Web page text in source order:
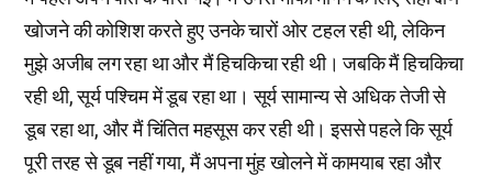
खोजने की कोशिश करते हुए उनके चारों ओर टहल रही थी, लेकिन
मुझे अजीब लग रहा था और मैं हिचकिचा रही थी। जबकि मैं हिचकिचा
रही थी, सूर्य पश्चिम में डूब रहा था। सूर्य सामान्य से अधिक तेजी से
डूब रहा था, और मैं चिंतित महसूस कर रही थी। इससे पहले कि सूर्य
पूरी तरह से डूब नहीं गया, मैं अपना मुंह खोलने में कामयाब रहा और